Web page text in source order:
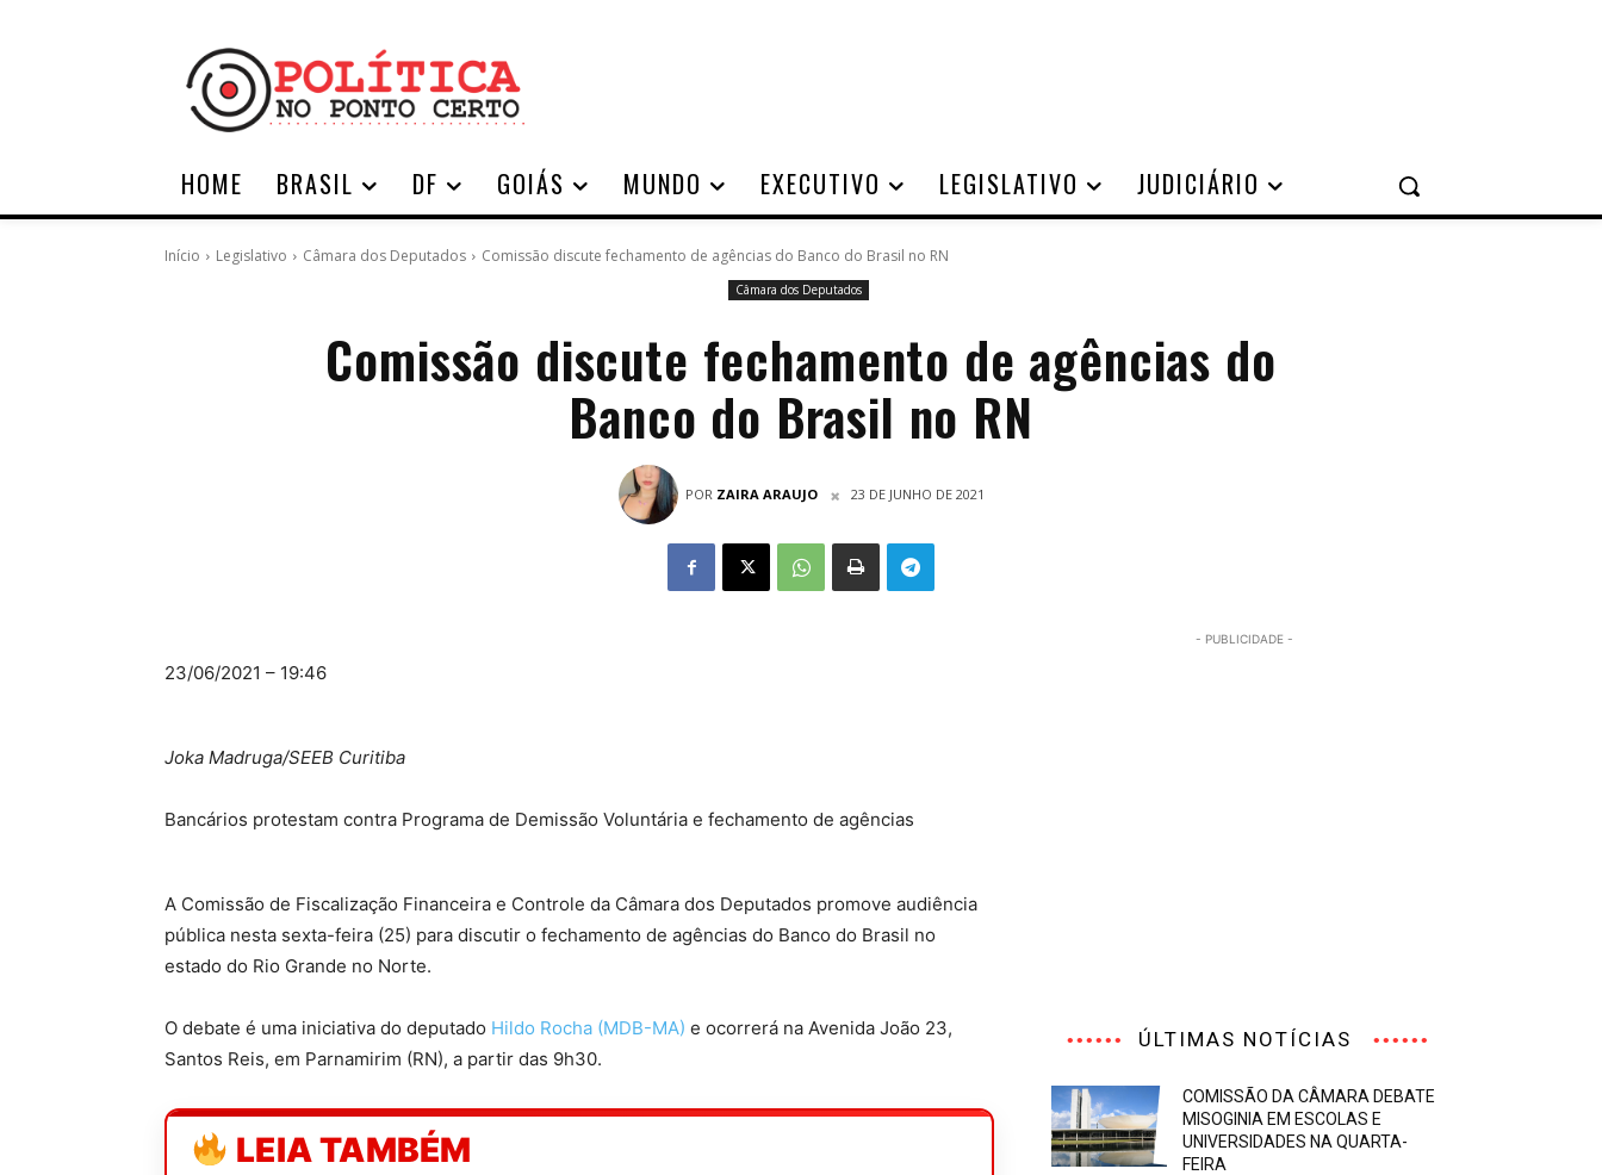
HOME BRASIL DF GOIÁS MUNDO EXECUTIVO LEGISLATIVO JUDICIÁRIO
Início Legislativo Câmara dos Deputados Comissão discute fechamento de agências do Banco do Brasil no RN
Câmara dos Deputados
Comissão discute fechamento de agências do
Banco do Brasil no RN
POR ZAIRA ARAUJO 23 DE JUNHO DE 2021
23/06/2021 – 19:46
Joka Madruga/SEEB Curitiba
Bancários protestam contra Programa de Demissão Voluntária e fechamento de agências
A Comissão de Fiscalização Financeira e Controle da Câmara dos Deputados promove audiência
pública nesta sexta-feira (25) para discutir o fechamento de agências do Banco do Brasil no
estado do Rio Grande no Norte.
O debate é uma iniciativa do deputado Hildo Rocha (MDB-MA) e ocorrerá na Avenida João 23,
Santos Reis, em Parnamirim (RN), a partir das 9h30.
LEIA TAMBÉM
- PUBLICIDADE -
ÚLTIMAS NOTÍCIAS
COMISSÃO DA CÂMARA DEBATE
MISOGINIA EM ESCOLAS E
UNIVERSIDADES NA QUARTA-
FEIRA